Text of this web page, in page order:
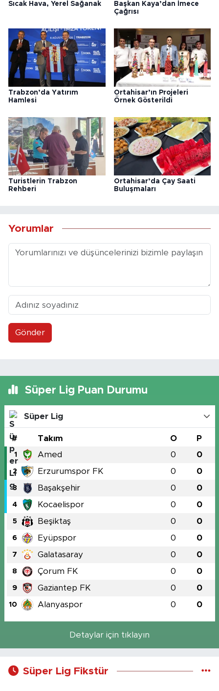
Sıcak Hava, Yerel Sağanak
Başkan Kaya’dan İmece
Çağrısı
Trabzon’da Yatırım
Hamlesi
Ortahisar’ın Projeleri
Örnek Gösterildi
Turistlerin Trabzon
Rehberi
Ortahisar’da Çay Saati
Buluşmaları
Yorumlar
Gönder
Süper Lig Puan Durumu
Süper Lig
# Takım O P
1 Amed 0 0
2 Erzurumspor FK 0 0
3 Başakşehir 0 0
4 Kocaelispor 0 0
5 Beşiktaş 0 0
6 Eyüpspor 0 0
7 Galatasaray 0 0
8 Çorum FK 0 0
9 Gaziantep FK 0 0
10 Alanyaspor 0 0
Detaylar için tıklayın
Süper Lig Fikstür